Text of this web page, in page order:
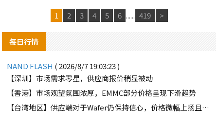
1 2 3 4 5 6 ...... 419 >
每日行情
NAND FLASH ( 2026/8/7 19:03:23 )
【深圳】市场需求零星，供应商报价稍显被动
【香港】市场观望氛围浓厚，EMMC部分价格呈现下滑趋势
【台湾地区】供应端对于Wafer仍保持信心，价格微幅上扬且惜售态度不变